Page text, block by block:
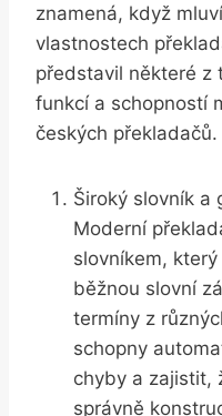
znamená, když
vlastnostech
představil některé z
funkcí a schopností
českých překladačů.
Široký slovník a
Moderní
slovníkem,
běžnou slovní
termíny z
schopny
chyby a zajistit,
správně